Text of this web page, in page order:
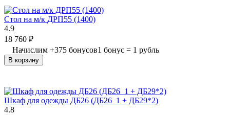
Стол на м/к ДРП55 (1400)
4.9
18 760 ₽
Начислим +375 бонусов1 бонус = 1 рубль
В корзину
Шкаф для одежды ДБ26 (ДБ26_1 + ДБ29*2)
4.8